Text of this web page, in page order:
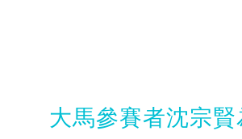
大馬參賽者沈宗